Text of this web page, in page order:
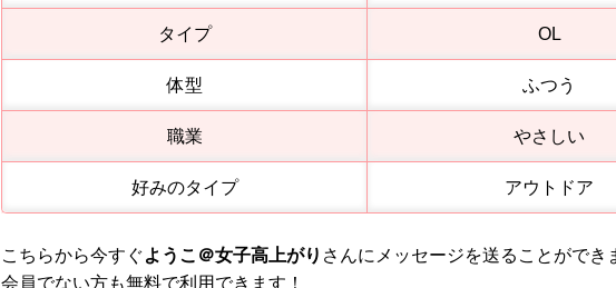
タイプ OL
体型 ふつう
職業 やさしい
好みのタイプ アウトドア
こちらから今すぐようこ＠女子高上がり さんにメッセージを送ることができ
会員でない方も無料で利用できます！